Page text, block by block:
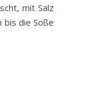
mit Salz
bis die Soße